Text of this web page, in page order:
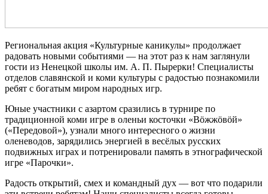
Региональная акция «Культурные каникулы» продолжает
радовать новыми событиями — на этот раз к нам заглянули
гости из Ненецкой школы им. А. П. Пырерки! Специалисты
отделов славянской и коми культуры с радостью познакомили
ребят с богатым миром народных игр.
Юные участники с азартом сразились в турнире по
традиционной коми игре в оленьи косточки «Вӧжжӧвӧй»
(«Передовой»), узнали много интересного о жизни
оленеводов, зарядились энергией в весёлых русских
подвижных играх и потренировали память в этнографической
игре «Парочки».
Радость открытий, смех и командный дух — вот что подарили